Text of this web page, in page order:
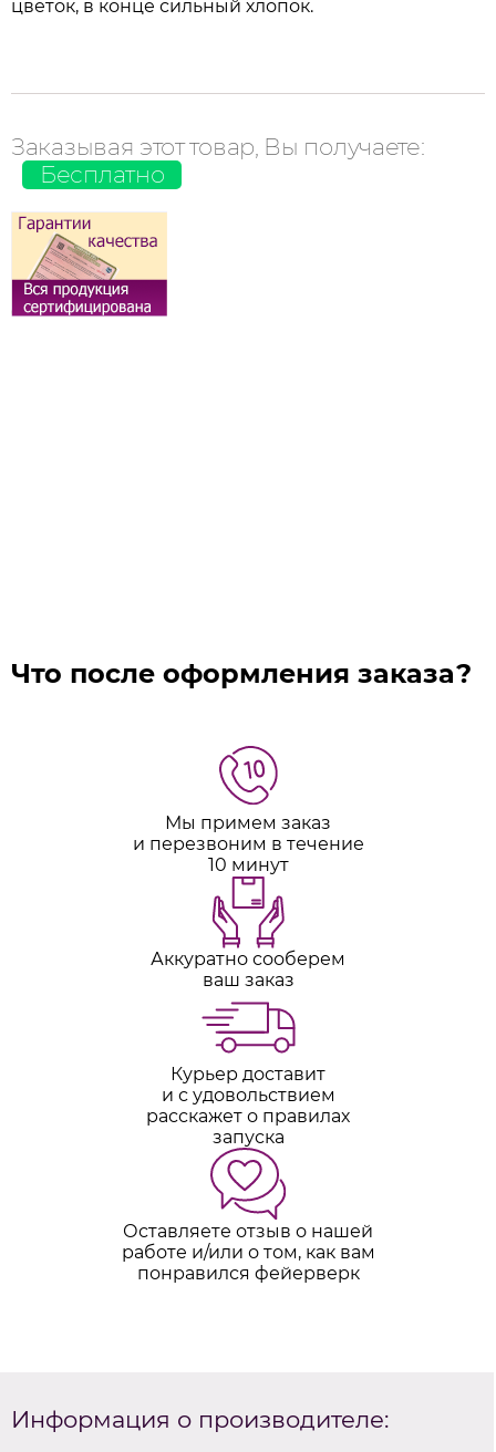
цветок, в конце сильный хлопок.
Заказывая этот товар, Вы получаете:
Бесплатно
Что после оформления заказа?
Мы примем заказ
и перезвоним в течение
10 минут
Аккуратно сооберем
ваш заказ
Курьер доставит
и с удовольствием
расскажет о правилах
запуска
Оставляете отзыв о нашей
работе и/или о том, как вам
понравился фейерверк
Информация о производителе: